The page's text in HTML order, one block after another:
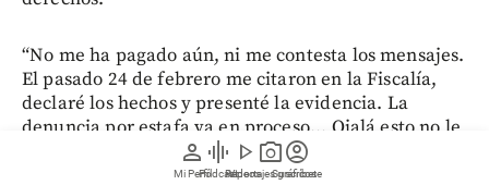
person
Mi Perfil
graphic_eq
Pódcast
play_arrow
Videos
photo_camera
Reportajes gráficos
account_circle
Suscríbete
“No me ha pagado aún, ni me contesta los mensajes.
El pasado 24 de febrero me citaron en la Fiscalía,
declaré los hechos y presenté la evidencia. La
denuncia por estafa va en proceso... Ojalá esto no le
pase a nadie más. Esto que nos ha ocurrido a
muchos es un patrón. El excónsul Hernández es un